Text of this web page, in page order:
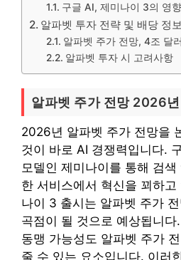
구글 AI, 제미나이 3의 영
알파벳 투자 전략 및 배당 정보
알파벳 주가 전망, 4조 달
알파벳 투자 시 고려사항
알파벳 주가 전망 2026
2026년 알파벳 주가 전망을
것이 바로 AI 경쟁력입니다.
모델인 제미나이를 통해 검
한 서비스에서 혁신을 꾀하
나이 3 출시는 알파벳 주가
곡점이 될 것으로 예상됩니
동맹 가능성도 알파벳 주가
줄 수 있는 요소입니다. 이러